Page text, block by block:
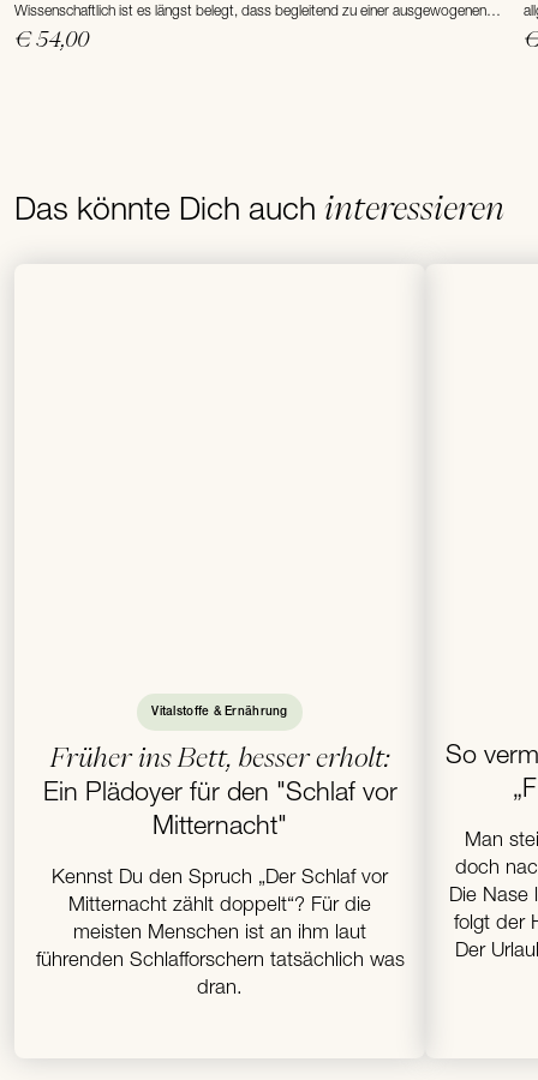
Wissenschaftlich ist es längst belegt, dass begleitend zu einer ausgewogenen
Ernährung ein Profil ausgewählter Vital- und Pflanzenstoffe unsere nervliche
€ 54,00
Das könnte Dich auchinteressieren
Vitalstoffe & Ernährung
Früher ins Bett, besser erholt:
Ein Plädoyer für den "Schlaf vor
Mitternacht"
Kennst Du den Spruch „Der Schlaf vor
Mitternacht zählt doppelt“? Für die
meisten Menschen ist an ihm laut
führenden Schlafforschern tatsächlich was
dran.
So
Man
doch
Die Nase
folgt der
Der